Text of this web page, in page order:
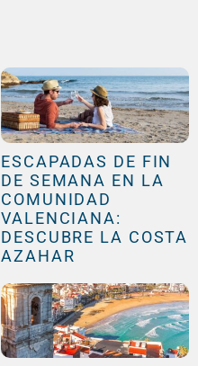
ESCAPADAS DE FIN
DE SEMANA EN LA
COMUNIDAD
VALENCIANA:
DESCUBRE LA COSTA
AZAHAR